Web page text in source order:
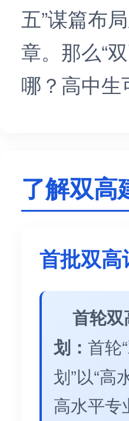
五”谋篇布
章。那么“
哪？高中
了解双高
首批双高
首轮
划： 首轮
划”以“高
高水平专